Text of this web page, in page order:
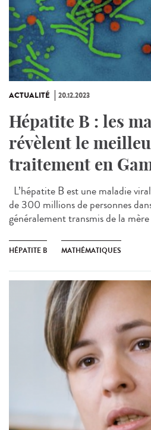
ACTUALITÉ 20.12.2023
Hépatite B : les
révèlent le
traitement en
L’hépatite B est une maladie
de 300 millions de personnes
généralement transmis de la mère
HÉPATITE B MATHÉMATIQUES